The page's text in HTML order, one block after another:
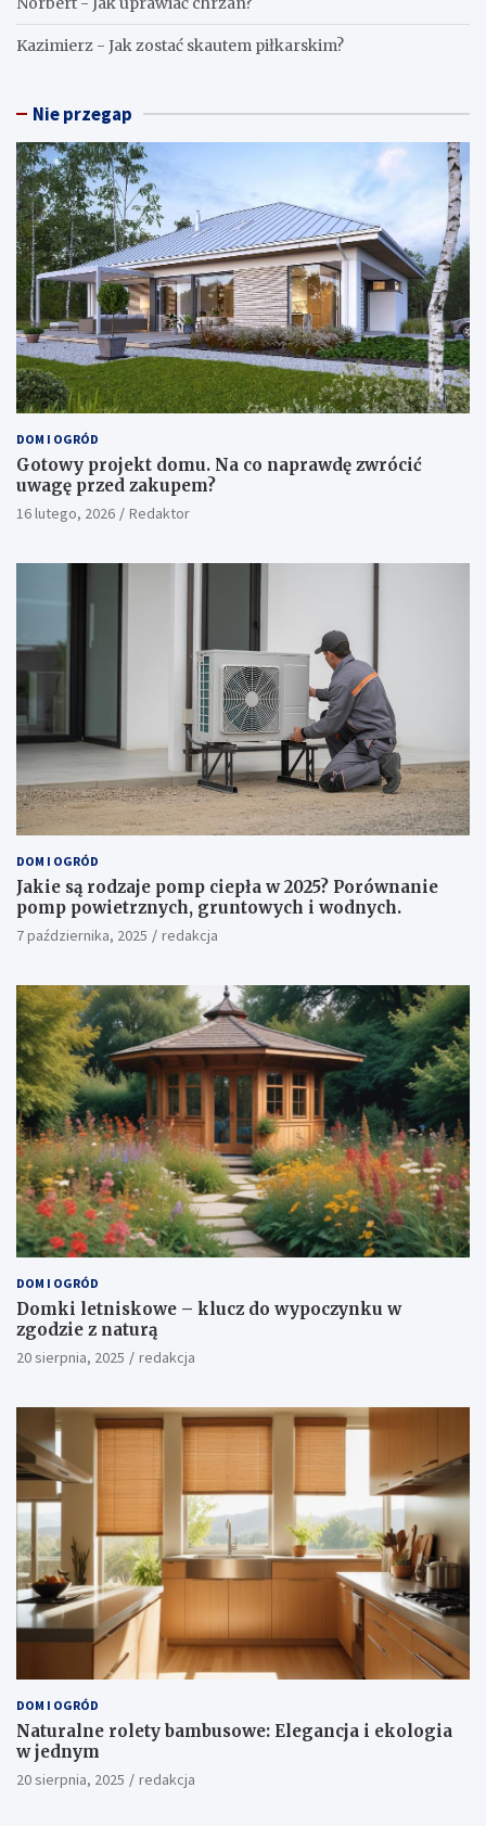
Kazimierz - Jak zostać skautem piłkarskim?
Nie przegap
DOM I OGRÓD
Gotowy projekt domu. Na co naprawdę zwrócić
uwagę przed zakupem?
16 lutego, 2026 Redaktor
DOM I OGRÓD
Jakie są rodzaje pomp ciepła w 2025? Porównanie
pomp powietrznych, gruntowych i wodnych.
7 października, 2025 redakcja
DOM I OGRÓD
Domki letniskowe – klucz do wypoczynku w
zgodzie z naturą
20 sierpnia, 2025 redakcja
DOM I OGRÓD
Naturalne rolety bambusowe: Elegancja i ekologia
w jednym
20 sierpnia, 2025 redakcja